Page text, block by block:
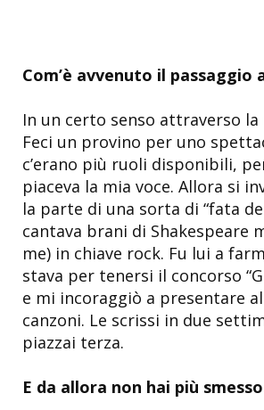
Com’è avvenuto il passaggio
In un certo senso attraverso la
Feci un provino per uno
c’erano più ruoli disponibili,
piaceva la mia voce. Allora si
la parte di una sorta di “fata
cantava brani di Shakespeare
me) in chiave rock. Fu lui a
stava per tenersi il concorso
e mi incoraggiò a presentare
canzoni. Le scrissi in due
piazzai terza.
E da allora non hai più